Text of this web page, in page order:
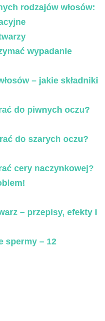
rodzajów włosów:
wypadanie
– jakie składniki
do piwnych oczu?
do szarych oczu?
cery naczynkowej?
– przepisy, efekty i
spermy – 12